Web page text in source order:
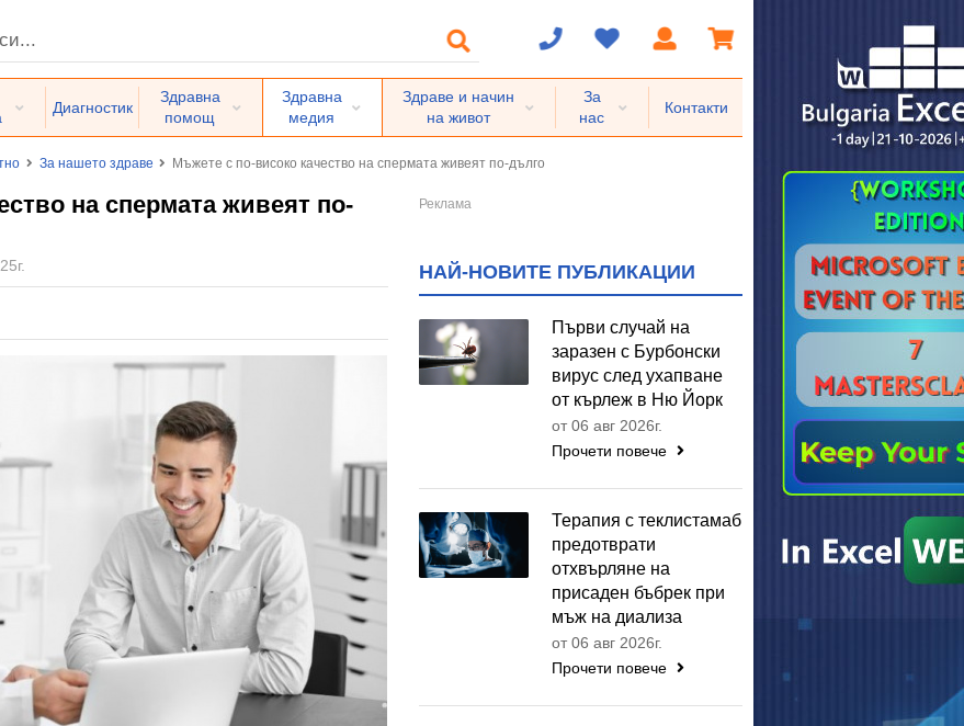
Диагностик
Здравна
помощ
Здравна
медия
Здраве и начин
на живот
За
нас
Контакти
За нашето здраве Мъжете с по-високо качество на спермата живеят по-дълго
на спермата живеят по-
НАЙ-НОВИТЕ ПУБЛИКАЦИИ
Първи случай на
заразен с Бурбонски
вирус след ухапване
от кърлеж в Ню Йорк
от 06 авг 2026г.
Прочети повече
Терапия с теклистамаб
предотврати
отхвърляне на
присаден бъбрек при
мъж на диализа
от 06 авг 2026г.
Прочети повече